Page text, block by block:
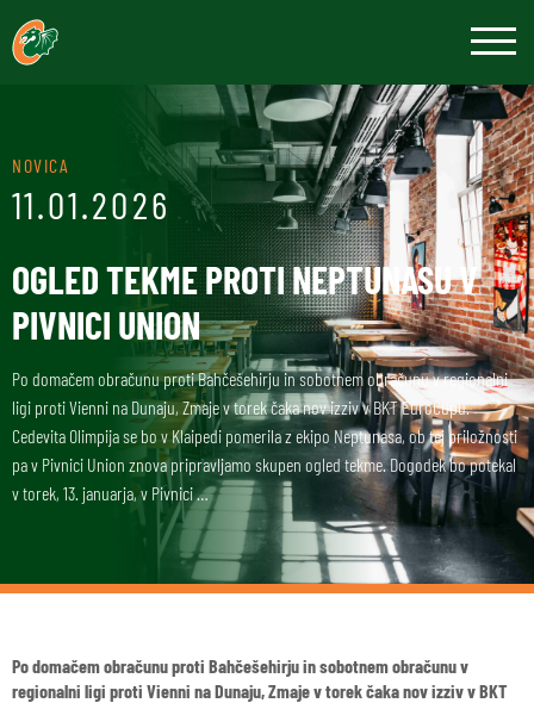
NOVICA
11.01.2026
OGLED TEKME PROTI NEPTUNASU V
PIVNICI UNION
Po domačem obračunu proti Bahčešehirju in sobotnem obračunu v regionalni
ligi proti Vienni na Dunaju, Zmaje v torek čaka nov izziv v BKT EuroCupu.
Cedevita Olimpija se bo v Klaipedi pomerila z ekipo Neptunasa, ob tej priložnosti
pa v Pivnici Union znova pripravljamo skupen ogled tekme. Dogodek bo potekal
v torek, 13. januarja, v Pivnici …
Po domačem obračunu proti Bahčešehirju in sobotnem obračunu v
regionalni ligi proti Vienni na Dunaju, Zmaje v torek čaka nov izziv v BKT